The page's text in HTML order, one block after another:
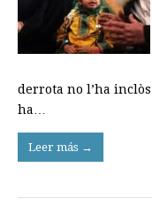
derrota no l’ha
ha…
Leer más →